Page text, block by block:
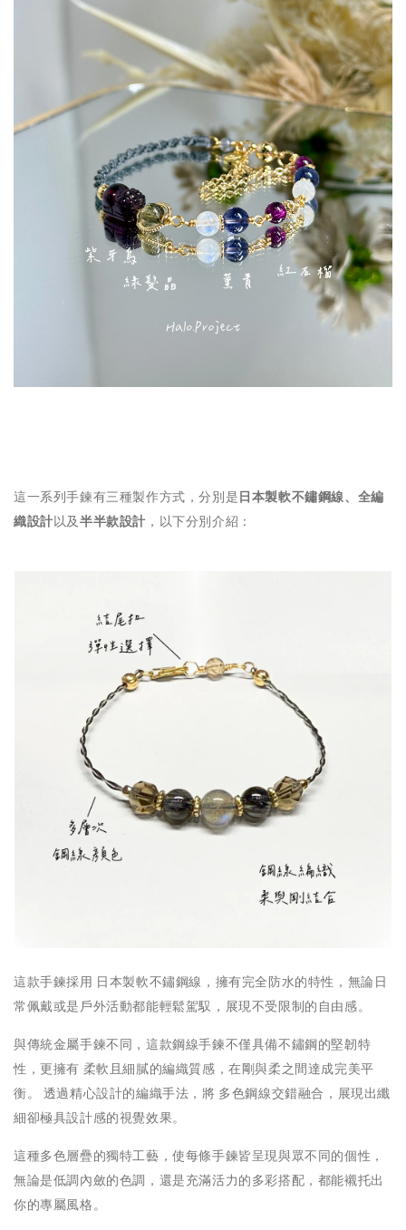
這一系列手鍊有三種製作方式，分別是日本製軟不鏽鋼線、 全編
織設計以及半半款設計 ，以下分別介紹：
這款手鍊採用 日本製軟不鏽鋼線，擁有完全防水的特性，無論日
常佩戴或是戶外活動都能輕鬆駕馭，展現不受限制的自由感。
與傳統金屬手鍊不同，這款鋼線手鍊不僅具備不鏽鋼的堅韌特
性，更擁有 柔軟且細膩的編織質感，在剛與柔之間達成完美平
衡。 透過精心設計的編織手法，將 多色鋼線交錯融合，展現出纖
細卻極具設計感的視覺效果。
這種多色層疊的獨特工藝，使每條手鍊皆呈現與眾不同的個性，
無論是低調內斂的色調，還是充滿活力的多彩搭配，都能襯托出
你的專屬風格。